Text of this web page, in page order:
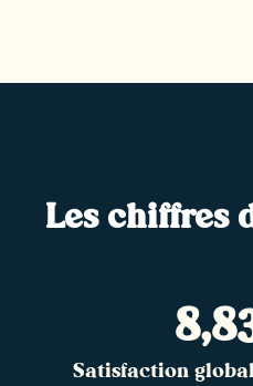
Les chiffres
Satisfaction